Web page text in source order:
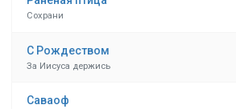
Сохрани
С Рождеством
За Иисуса держись
Саваоф